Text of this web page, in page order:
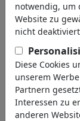
Ihr
zurück
Collections
notwendig, um
Website zu
nicht
Diese Cookies
unserem
Partnern
Interessen zu
anderen